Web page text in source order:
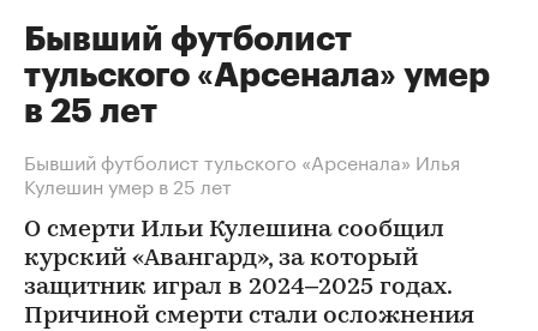
Бывший футболист
тульского «Арсенала» умер
в 25 лет
Бывший футболист тульского «Арсенала» Илья
Кулешин умер в 25 лет
О смерти Ильи Кулешина сообщил
курский «Авангард», за который
защитник играл в 2024–2025 годах.
Причиной смерти стали осложнения